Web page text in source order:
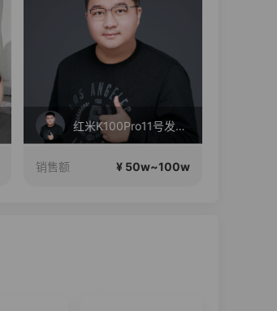
红米K100Pro11号发布，三星Fold8折叠屏现货！
销售额 ¥ 50w~100w